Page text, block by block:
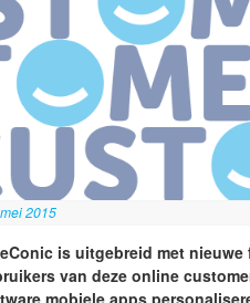
2015
is uitgebreid met
van deze online
mobiele apps